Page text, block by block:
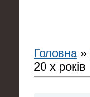
Головна»
20 х років